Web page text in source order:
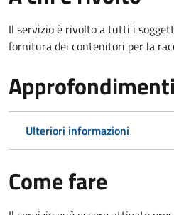
Il servizio è rivolto a tutti i
fornitura dei contenitori per la
Approfondimenti
Ulteriori informazioni
Come fare